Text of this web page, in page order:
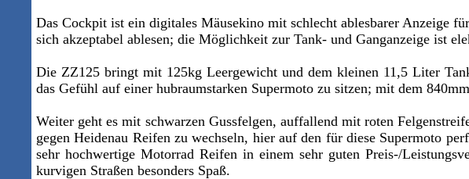
Das Cockpit ist ein digitales Mäusekino mit schlecht ablesbarer Anzeige
sich akzeptabel ablesen; die Möglichkeit zur Tank- und Ganganzeige ist
Die ZZ125 bringt mit 125kg Leergewicht und dem kleinen 11,5 Liter
das Gefühl auf einer hubraumstarken Supermoto zu sitzen; mit dem
Weiter geht es mit schwarzen Gussfelgen, auffallend mit roten
gegen Heidenau Reifen zu wechseln, hier auf den für diese Supermoto
sehr hochwertige Motorrad Reifen in einem sehr guten Preis-/
kurvigen Straßen besonders Spaß.